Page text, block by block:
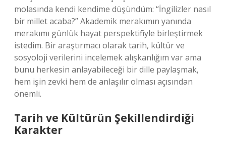
molasında kendi kendime düşündüm: “İngilizler nasıl
bir millet acaba?” Akademik merakımın yanında
merakımı günlük hayat perspektifiyle birleştirmek
istedim. Bir araştırmacı olarak tarih, kültür ve
sosyoloji verilerini incelemek alışkanlığım var ama
bunu herkesin anlayabileceği bir dille paylaşmak,
hem işin zevki hem de anlaşılır olması açısından
önemli.
Tarih ve Kültürün Şekillendirdiği
Karakter